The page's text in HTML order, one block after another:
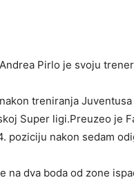
Pirlo je svoju
nakon treniranja
Super ligi.Preuzeo je
poziciju nakon sedam
na dva boda od zone